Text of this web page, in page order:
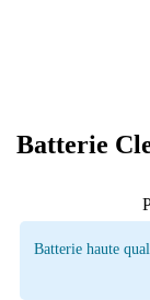
Batterie
Batterie haute